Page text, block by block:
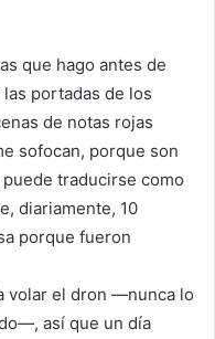
que hago antes de
portadas de los
de notas rojas
sofocan, porque son
traducirse como
diariamente, 10
porque fueron
volar el dron —nunca lo
así que un día